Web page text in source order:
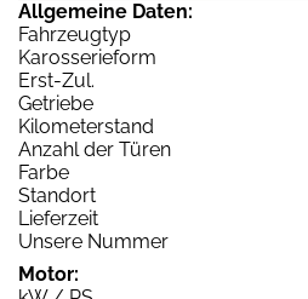
Allgemeine Daten:
Fahrzeugtyp
Karosserieform
Erst-Zul.
Getriebe
Kilometerstand
Anzahl der Türen
Farbe
Standort
Lieferzeit
Unsere Nummer
Motor: